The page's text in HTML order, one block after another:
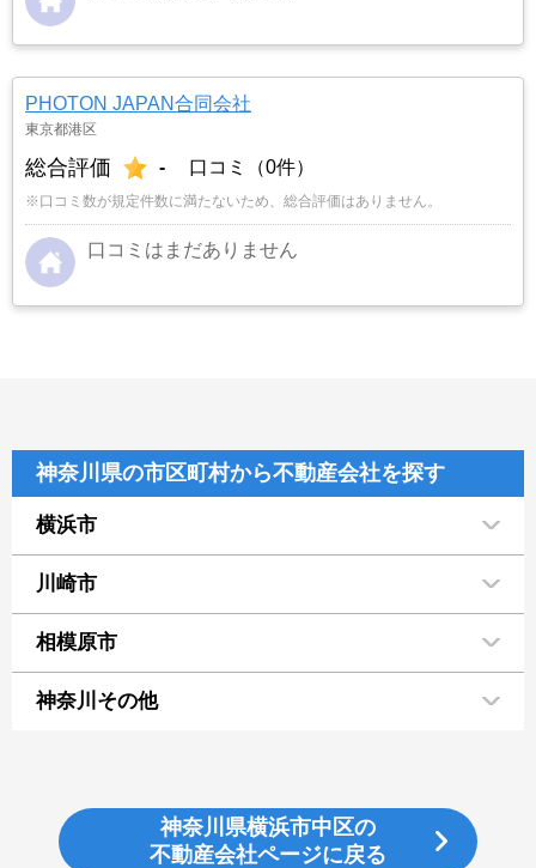
PHOTON JAPAN合同会社
東京都港区
総合評価 - 口コミ（0件）
※口コミ数が規定件数に満たないため、総合評価はありません。
口コミはまだありません
神奈川県の市区町村から不動産会社を探す
横浜市
川崎市
相模原市
神奈川その他
神奈川県横浜市中区の
不動産会社ページに戻る